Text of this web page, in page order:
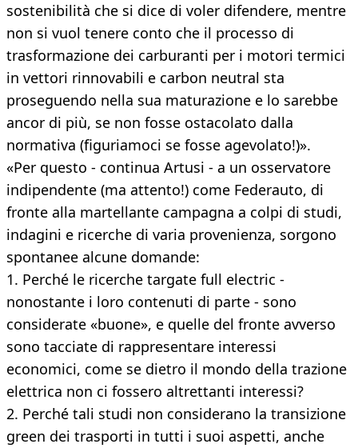
sostenibilità che si dice di voler difendere, mentre
non si vuol tenere conto che il processo di
trasformazione dei carburanti per i motori termici
in vettori rinnovabili e carbon neutral sta
proseguendo nella sua maturazione e lo sarebbe
ancor di più, se non fosse ostacolato dalla
normativa (figuriamoci se fosse agevolato!)».
«Per questo - continua Artusi - a un osservatore
indipendente (ma attento!) come Federauto, di
fronte alla martellante campagna a colpi di studi,
indagini e ricerche di varia provenienza, sorgono
spontanee alcune domande:
1. Perché le ricerche targate full electric -
nonostante i loro contenuti di parte - sono
considerate «buone», e quelle del fronte avverso
sono tacciate di rappresentare interessi
economici, come se dietro il mondo della trazione
elettrica non ci fossero altrettanti interessi?
2. Perché tali studi non considerano la transizione
green dei trasporti in tutti i suoi aspetti, anche